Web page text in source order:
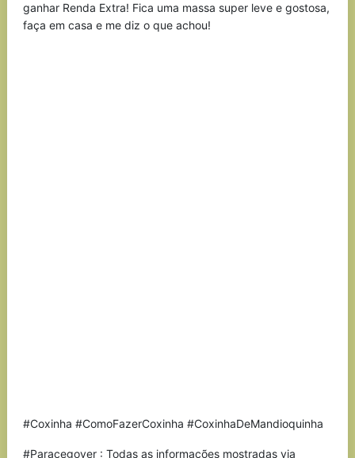
ganhar Renda Extra! Fica uma massa super leve e gostosa,
faça em casa e me diz o que achou!
#Coxinha #ComoFazerCoxinha #CoxinhaDeMandioquinha
#Paracegover : Todas as informações mostradas via